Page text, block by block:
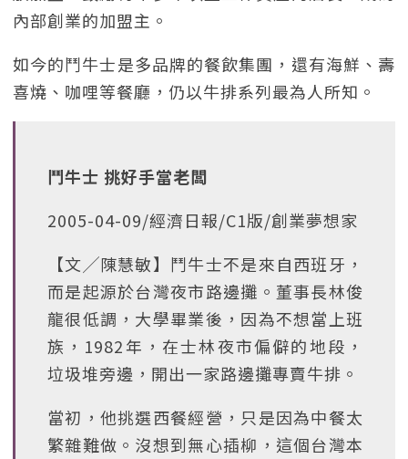
內部創業的加盟主。
如今的鬥牛士是多品牌的餐飲集團，還有海鮮、壽
喜燒、咖哩等餐廳，仍以牛排系列最為人所知。
鬥牛士 挑好手當老闆
2005-04-09/經濟日報/C1版/創業夢想家
【文╱陳慧敏】鬥牛士不是來自西班牙，
而是起源於台灣夜市路邊攤。董事長林俊
龍很低調，大學畢業後，因為不想當上班
族，1982年，在士林夜市偏僻的地段，
垃圾堆旁邊，開出一家路邊攤專賣牛排。
當初，他挑選西餐經營，只是因為中餐太
繁雜難做。沒想到無心插柳，這個台灣本